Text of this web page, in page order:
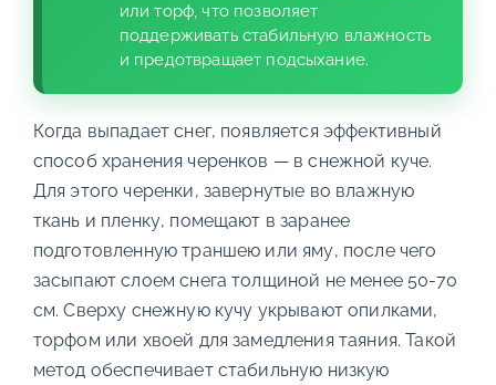
или торф, что позволяет
поддерживать стабильную влажность
и предотвращает подсыхание.
Когда выпадает снег, появляется эффективный
способ хранения черенков — в снежной куче.
Для этого черенки, завернутые во влажную
ткань и пленку, помещают в заранее
подготовленную траншею или яму, после чего
засыпают слоем снега толщиной не менее 50-70
см. Сверху снежную кучу укрывают опилками,
торфом или хвоей для замедления таяния. Такой
метод обеспечивает стабильную низкую